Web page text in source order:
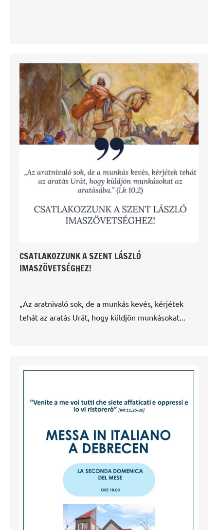
CSATLAKOZZUNK A SZENT LÁSZLÓ
IMASZÖVETSÉGHEZ!
„Az aratnivaló sok, de a munkás kevés, kérjétek
tehát az aratás Urát, hogy küldjön munkásokat...